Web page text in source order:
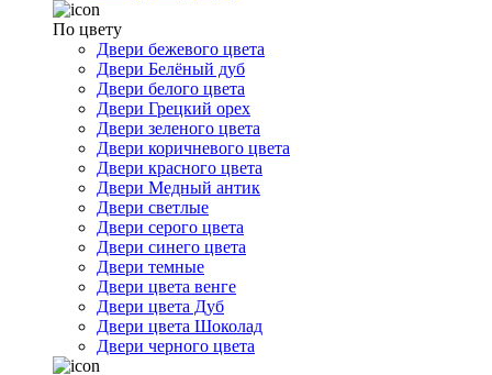
По цвету
Двери бежевого цвета
Двери Белёный дуб
Двери белого цвета
Двери Грецкий орех
Двери зеленого цвета
Двери коричневого цвета
Двери красного цвета
Двери Медный антик
Двери светлые
Двери серого цвета
Двери синего цвета
Двери темные
Двери цвета венге
Двери цвета Дуб
Двери цвета Шоколад
Двери черного цвета